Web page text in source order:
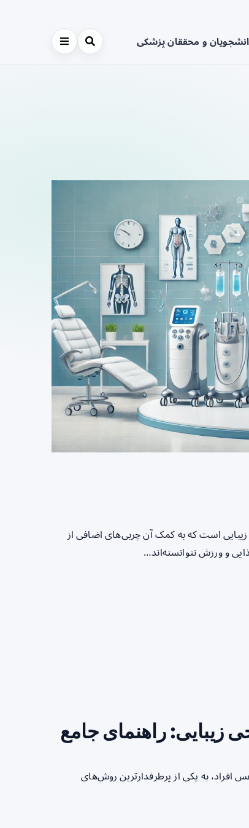
و محققان پزشکی
است که به کمک آن چربی‌های اضافی از
و ورزش نتوانسته‌اند…
زیبایی: راهنمای جامع
افراد، به یکی از پرطرفدارترین روش‌های